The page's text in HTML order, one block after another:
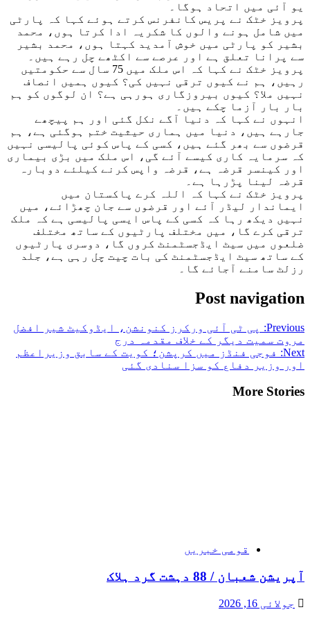
یو آئی میں اتحاد ہوگا۔
پرویز خٹک نے پریس کانفرنس کرتے ہوئے کہا کہ پارٹی
میں شامل ہونے والوں کا شکریہ ادا کرتا ہوں، محمد
بشیر کو پارٹی میں خوش آمدید کہتا ہوں، محمد بشیر
سے پرانا تعلق ہے اور عرصے سے اکٹھے چل رہے ہیں۔
پرویز خٹک نے کہا کہ اس ملک میں 75 سال سے حکومتیں
رہیں، ہم نے کیوں ترقی نہیں کی؟ کیوں ہمیں انصاف
نہیں ملا؟ کیوں بیروزگاری ہورہی ہے؟ ان لوگوں کو ہم
بار بار آزما چکے ہیں۔
انہوں نے کہا کہ دنیا آگے نکل گئی اور ہم پیچھے
جارہے ہیں، دنیا میں ہماری حیثیت ختم ہوگئی ہے، ہم
قرضوں سے بھر گئے ہیں، کسی کے پاس کوئی پالیسی نہیں
کہ سرمایہ کاری کیسے آئے گی، اس ملک میں بڑی بیماری
اور کینسر قرضہ ہے، قرضہ واپس کرنے کیلئے دوبارہ
قرضہ لینا پڑرہا ہے۔
پرویز خٹک نے کہا کہ اللہ کرے پاکستان میں
ایماندار لیڈر آئے اور قرضوں سے جان چھڑائے، میں
نہیں دیکھ رہا کہ کسی کے پاس ایسی پالیسی ہے کہ ملک
ترقی کرے گا، میں مختلف پارٹیوں کے ساتھ مختلف
ضلعوں میں سیٹ ایڈجسٹمنٹ کروں گا، دوسری پارٹیوں
کے ساتھ سیٹ ایڈجسٹمنٹ کی بات چیت چل رہی ہے، جلد
رزلٹ سامنے آجائے گا۔
Post navigation
Previous:
پی ٹی آئی ورکرز کنونشن، ایڈوکیٹ شیر افضل
مروت سمیت دیگر کے خلاف مقدمہ درج
Next:
فوجی فنڈز میں کرپشن؛ کویت کے سابق وزیراعظم
اور وزیر دفاع کو سزا سنادی گئی
More Stories
قومی خبریں
آپریشن شعبان / 88 دہشت گرد ہلاک
جولائی 16, 2026